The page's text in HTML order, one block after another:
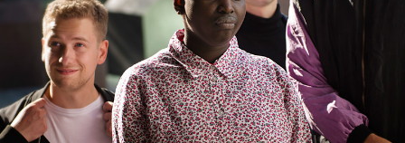
MARIA SCHNEIDER
AND ENSEMBLE
DENADA
CHARLES LLOYD & THE
MARVELS FEAT.
FRISELL, ROGERS,
HARLAND
THE O'JAYS MARCUS MILLER